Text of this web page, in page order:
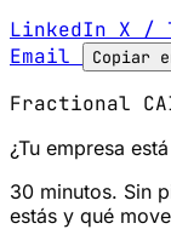
LinkedIn X /
Email
Copiar
Fractional
¿Tu empresa
30 minutos. Sin
estás y qué